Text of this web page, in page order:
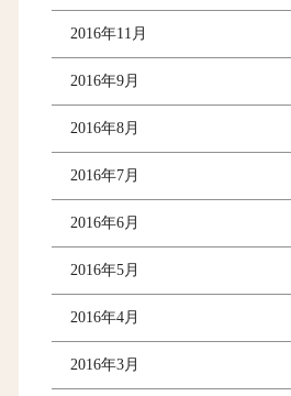
2016年11月
2016年9月
2016年8月
2016年7月
2016年6月
2016年5月
2016年4月
2016年3月